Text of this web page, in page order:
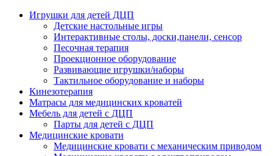
Игрушки для детей ДЦП
Детские настольные игры
Интерактивные столы, доски,панели, сенсор
Песочная терапия
Проекционное оборудование
Развивающие игрушки/наборы
Тактильное оборудование и наборы
Кинезотерапия
Матрасы для медицинских кроватей
Мебель для детей с ДЦП
Парты для детей с ДЦП
Медицинские кровати
Медицинские кровати с механическим приводом